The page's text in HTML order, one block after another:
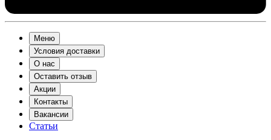
Меню
Условия доставки
О нас
Оставить отзыв
Акции
Контакты
Вакансии
Статьи